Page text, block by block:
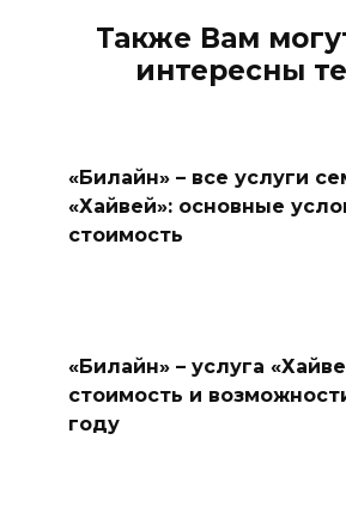
Также Вам
интересны
«Билайн» – все услуги
«Хайвей»: основные
стоимость
«Билайн» – услуга
стоимость и
году